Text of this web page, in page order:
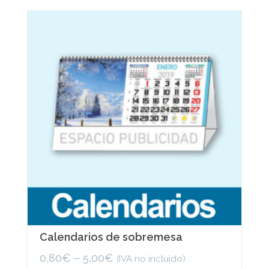
chosen
on
the
product
page
Calendarios de sobremesa
0,80€ – 5,00€ (IVA no incluido)